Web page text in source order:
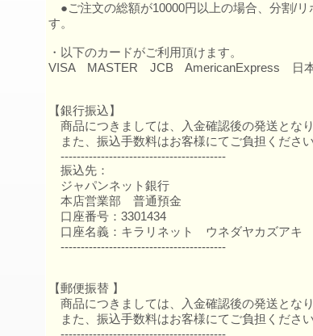
●ご注文の総額が10000円以上の場合、分割/リ
す。
・以下のカードがご利用頂けます。
VISA MASTER JCB AmericanExpress 日
【銀行振込】
商品につきましては、入金確認後の発送となり
また、振込手数料はお客様にてご負担ください
-----------------------------------------
振込先：
ジャパンネット銀行
本店営業部 普通預金
口座番号：3301434
口座名義：キラリネット ウネダヤカズアキ
-----------------------------------------
【郵便振替 】
商品につきましては、入金確認後の発送となり
また、振込手数料はお客様にてご負担ください